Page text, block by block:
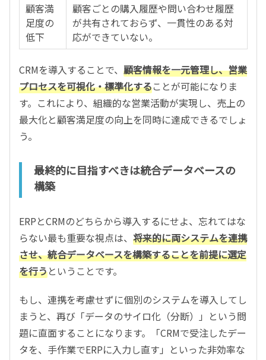
顧客満
足度の
低下
顧客ごとの購入履歴や問い合わせ履歴
が共有されておらず、一貫性のある対
応ができていない。
CRMを導入することで、 顧客情報を一元管理し、営業
プロセスを可視化・標準化することが可能になりま
す。これにより、組織的な営業活動が実現し、売上の
最大化と顧客満足度の向上を同時に達成できるでしょ
う。
最終的に目指すべきは統合データベースの
構築
ERPとCRMのどちらから導入するにせよ、忘れてはな
らない最も重要な視点は、 将来的に両システムを連携
させ、統合データベースを構築することを前提に選定
を行うということです。
もし、連携を考慮せずに個別のシステムを導入してし
まうと、再び「データのサイロ化（分断）」という問
題に直面することになります。「CRMで受注したデー
タを、手作業でERPに入力し直す」といった非効率な